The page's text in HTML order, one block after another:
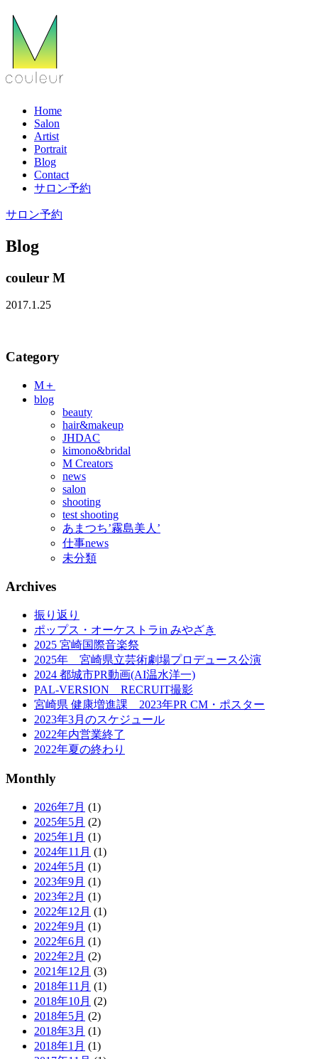
Home
Salon
Artist
Portrait
Blog
Contact
サロン予約
サロン予約
Blog
couleur M
2017.1.25
Category
M＋
blog
beauty
hair&makeup
JHDAC
kimono&bridal
M Creators
news
salon
shooting
test shooting
あまつち’霧島美人’
仕事news
未分類
Archives
振り返り
ポップス・オーケストラin みやざき
2025 宮崎国際音楽祭
2025年 宮崎県立芸術劇場プロデュース公演
2024 都城市PR動画(AI温水洋一)
PAL-VERSION RECRUIT撮影
宮崎県 健康増進課 2023年PR CM・ポスター
2023年3月のスケジュール
2022年内営業終了
2022年夏の終わり
Monthly
2026年7月 (1)
2025年5月 (2)
2025年1月 (1)
2024年11月 (1)
2024年5月 (1)
2023年9月 (1)
2023年2月 (1)
2022年12月 (1)
2022年9月 (1)
2022年6月 (1)
2022年2月 (2)
2021年12月 (3)
2018年11月 (1)
2018年10月 (2)
2018年5月 (2)
2018年3月 (1)
2018年1月 (1)